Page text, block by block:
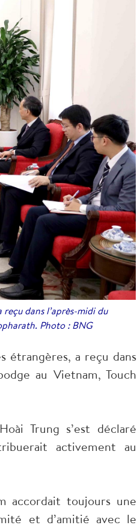
dans l’après-midi du
Photo : BNG
étrangères, a reçu dans
au Vietnam, Touch
Trung s’est déclaré
activement au
accordait toujours une
et d’amitié avec le